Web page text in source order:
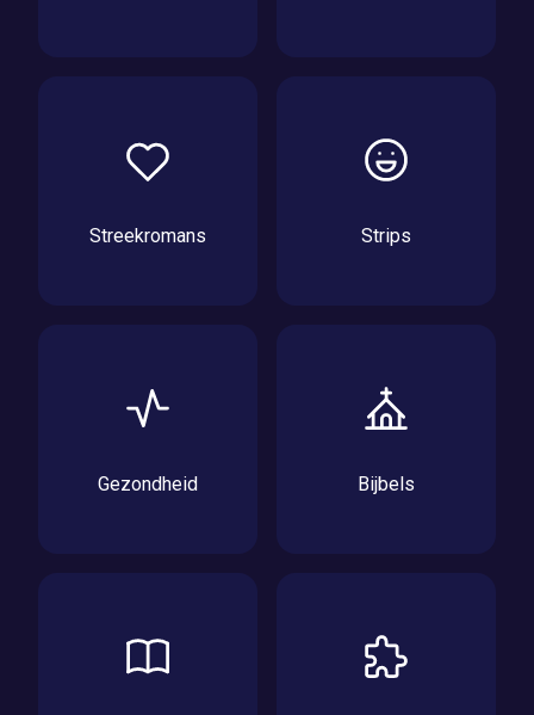
Streekromans Strips
Gezondheid Bijbels